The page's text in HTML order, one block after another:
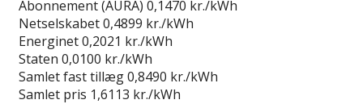
Abonnement (AURA) 0,1470 kr./kWh
Netselskabet0,4899 kr./kWh
Energinet0,2021 kr./kWh
Staten 0,0100 kr./kWh
Samlet fast tillæg0,8490 kr./kWh
Samlet pris 1,6113 kr./kWh